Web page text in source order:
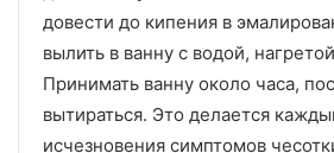
довести до кипения в
вылить в ванну с водой,
Принимать ванну около часа,
вытираться. Это делается
исчезновения симптомов